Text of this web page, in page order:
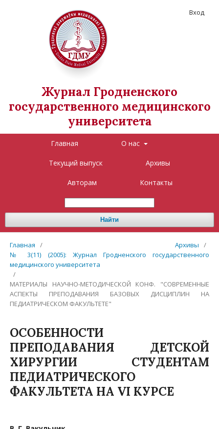
Журнал Гродненского
государственного медицинского
университета
Главная О нас
Текущий выпуск Архивы
Авторам Контакты
Найти
Вход
Главная / Архивы
/
№ 3(11) (2005): Журнал Гродненского государственного
медицинского университета
/
МАТЕРИАЛЫ НАУЧНО-МЕТОДИЧЕСКОЙ КОНФ. "СОВРЕМЕННЫЕ
АСПЕКТЫ ПРЕПОДАВАНИЯ БАЗОВЫХ ДИСЦИПЛИН НА
ПЕДИАТРИЧЕСКОМ ФАКУЛЬТЕТЕ"
ОСОБЕННОСТИ
ПРЕПОДАВАНИЯ ДЕТСКОЙ
ХИРУРГИИ СТУДЕНТАМ
ПЕДИАТРИЧЕСКОГО
ФАКУЛЬТЕТА НА VI КУРСЕ